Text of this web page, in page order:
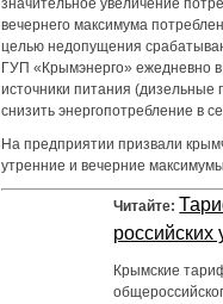
значительное увеличение
вечернего максимума
целью недопущения
ГУП «Крымэнерго» ежедневно в
источники питания
снизить энергопотребление в
На предприятии призвали
утренние и вечерние
Читайте:
Крымские